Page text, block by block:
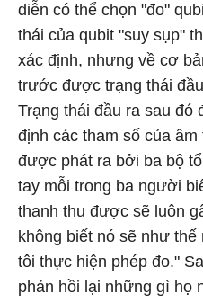
diễn có thể chọn "đo"
thái của qubit "suy sụp"
xác định, nhưng về cơ
trước được trạng thái
Trạng thái đầu ra sau đó
định các tham số của
được phát ra bởi ba bộ
tay mỗi trong ba người
thanh thu được sẽ luôn
không biết nó sẽ như
tôi thực hiện phép đo."
phản hồi lại những gì họ